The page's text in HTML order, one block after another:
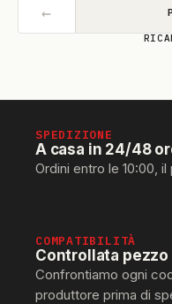
←
SPEDIZIONE
A casa in 24/48
Ordini entro le 10:00,
COMPATIBILITÀ
Controllata pezzo
Confrontiamo ogni
produttore prima di